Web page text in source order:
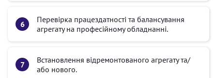
Перевірка працездатності та балансування
агрегату на професійному обладнанні.
Встановлення відремонтованого агрегату та/
або нового.